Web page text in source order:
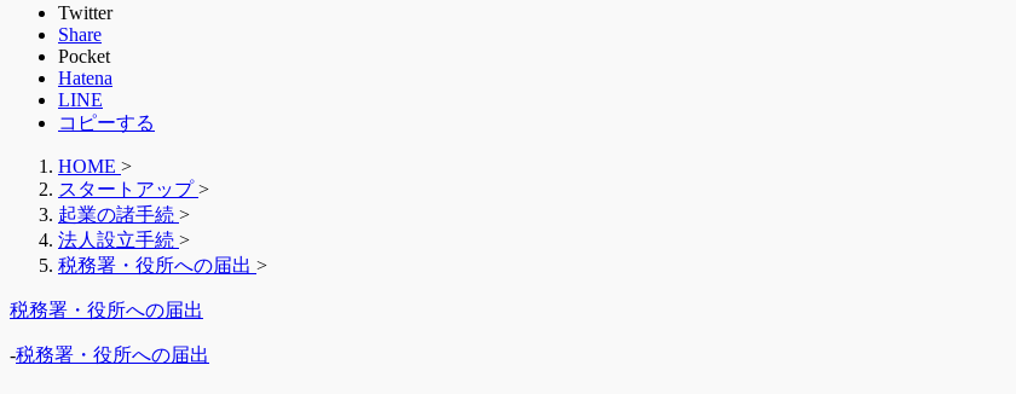
Twitter
Share
Pocket
Hatena
LINE
コピーする
HOME >
スタートアップ >
起業の諸手続 >
法人設立手続 >
税務署・役所への届出 >
税務署・役所への届出
-税務署・役所への届出